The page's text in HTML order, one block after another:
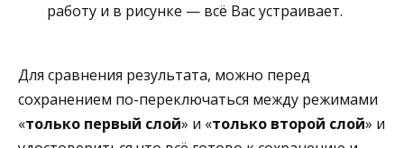
работу и в рисунке — всё Вас устраивает.
Для сравнения результата, можно перед
сохранением по-переключаться между режимами
«только первый слой» и «только второй слой» и